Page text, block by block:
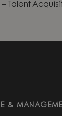
Talent
&